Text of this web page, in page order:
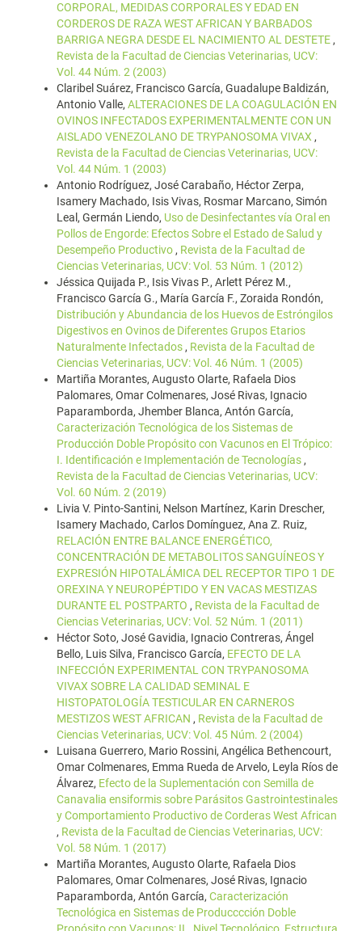
CORPORAL, MEDIDAS CORPORALES Y EDAD EN
CORDEROS DE RAZA WEST AFRICAN Y BARBADOS
BARRIGA NEGRA DESDE EL NACIMIENTO AL DESTETE ,
Revista de la Facultad de Ciencias Veterinarias, UCV:
Vol. 44 Núm. 2 (2003)
Claribel Suárez, Francisco García, Guadalupe Baldizán,
Antonio Valle, ALTERACIONES DE LA COAGULACIÓN EN
OVINOS INFECTADOS EXPERIMENTALMENTE CON UN
AISLADO VENEZOLANO DE TRYPANOSOMA VIVAX ,
Revista de la Facultad de Ciencias Veterinarias, UCV:
Vol. 44 Núm. 1 (2003)
Antonio Rodríguez, José Carabaño, Héctor Zerpa,
Isamery Machado, Isis Vivas, Rosmar Marcano, Simón
Leal, Germán Liendo, Uso de Desinfectantes vía Oral en
Pollos de Engorde: Efectos Sobre el Estado de Salud y
Desempeño Productivo , Revista de la Facultad de
Ciencias Veterinarias, UCV: Vol. 53 Núm. 1 (2012)
Jéssica Quijada P., Isis Vivas P., Arlett Pérez M.,
Francisco García G., María García F., Zoraida Rondón,
Distribución y Abundancia de los Huevos de Estróngilos
Digestivos en Ovinos de Diferentes Grupos Etarios
Naturalmente Infectados , Revista de la Facultad de
Ciencias Veterinarias, UCV: Vol. 46 Núm. 1 (2005)
Martiña Morantes, Augusto Olarte, Rafaela Dios
Palomares, Omar Colmenares, José Rivas, Ignacio
Paparamborda, Jhember Blanca, Antón García,
Caracterización Tecnológica de los Sistemas de
Producción Doble Propósito con Vacunos en El Trópico:
I. Identificación e Implementación de Tecnologías ,
Revista de la Facultad de Ciencias Veterinarias, UCV:
Vol. 60 Núm. 2 (2019)
Livia V. Pinto-Santini, Nelson Martínez, Karin Drescher,
Isamery Machado, Carlos Domínguez, Ana Z. Ruiz,
RELACIÓN ENTRE BALANCE ENERGÉTICO,
CONCENTRACIÓN DE METABOLITOS SANGUÍNEOS Y
EXPRESIÓN HIPOTALÁMICA DEL RECEPTOR TIPO 1 DE
OREXINA Y NEUROPÉPTIDO Y EN VACAS MESTIZAS
DURANTE EL POSTPARTO , Revista de la Facultad de
Ciencias Veterinarias, UCV: Vol. 52 Núm. 1 (2011)
Héctor Soto, José Gavidia, Ignacio Contreras, Ángel
Bello, Luis Silva, Francisco García, EFECTO DE LA
INFECCIÓN EXPERIMENTAL CON TRYPANOSOMA
VIVAX SOBRE LA CALIDAD SEMINAL E
HISTOPATOLOGÍA TESTICULAR EN CARNEROS
MESTIZOS WEST AFRICAN , Revista de la Facultad de
Ciencias Veterinarias, UCV: Vol. 45 Núm. 2 (2004)
Luisana Guerrero, Mario Rossini, Angélica Bethencourt,
Omar Colmenares, Emma Rueda de Arvelo, Leyla Ríos de
Álvarez, Efecto de la Suplementación con Semilla de
Canavalia ensiformis sobre Parásitos Gastrointestinales
y Comportamiento Productivo de Corderas West African
, Revista de la Facultad de Ciencias Veterinarias, UCV:
Vol. 58 Núm. 1 (2017)
Martiña Morantes, Augusto Olarte, Rafaela Dios
Palomares, Omar Colmenares, José Rivas, Ignacio
Paparamborda, Antón García, Caracterización
Tecnológica en Sistemas de Producccción Doble
Propósito con Vacunos: II . Nivel Tecnológico, Estructura